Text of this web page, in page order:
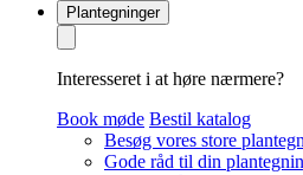
Plantegninger
Interesseret i at høre nærmere?
Book møde Bestil katalog
Besøg vores store
Gode råd til din